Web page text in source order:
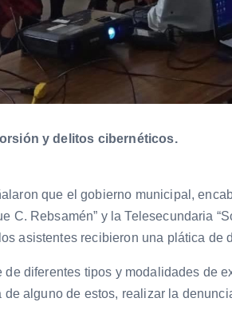
y delitos cibernéticos.
que el gobierno municipal,
C. Rebsamén” y la Telesecundaria
asistentes recibieron una plática de
diferentes tipos y modalidades de
alguno de estos, realizar la